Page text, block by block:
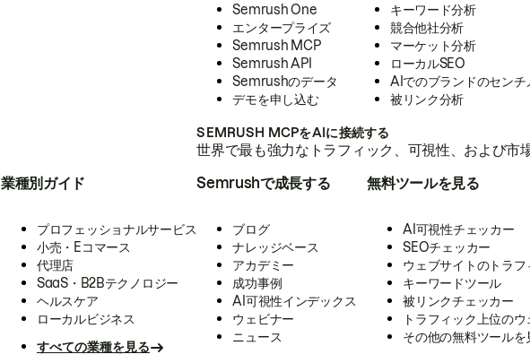
Semrush One
エンタープライズ
Semrush MCP
Semrush API
Semrushのデータ
デモを申し込む
キーワード分析
競合他社分析
マーケット分析
ローカルSEO
AIでのブランドのセンチ
被リンク分析
SEMRUSH MCPをAIに接続する
世界で最も強力なトラフィック、可視性、および
業種別ガイド
プロフェッショナルサービス
小売・Eコマース
代理店
SaaS・B2Bテクノロジー
ヘルスケア
ローカルビジネス
すべての業種を見る
Semrushで成長する
ブログ
ナレッジベース
アカデミー
成功事例
AI可視性インデックス
ウェビナー
ニュース
無料ツールを見る
AI可視性チェッカー
SEOチェッカー
ウェブサイトのトラ
キーワードツール
被リンクチェッカー
トラフィック上位の
その他の無料ツールを